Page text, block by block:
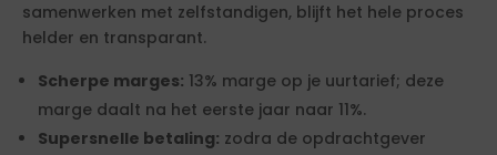
samenwerken met zelfstandigen, blijft het hele proces
helder en transparant.
Scherpe marges: 13% marge op je uurtarief; deze
marge daalt na het eerste jaar naar 11%.
Supersnelle betaling: zodra de opdrachtgever